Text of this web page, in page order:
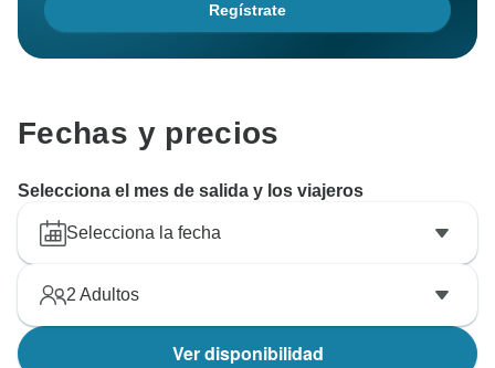
Regístrate
Fechas y precios
Selecciona el mes de salida y los viajeros
Selecciona la fecha
2 Adultos
Ver disponibilidad